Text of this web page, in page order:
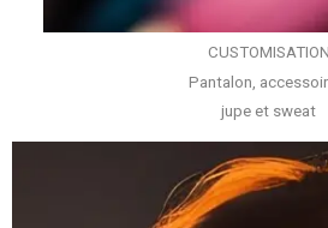
CUSTOMISATION
Pantalon,
jupe et sweat